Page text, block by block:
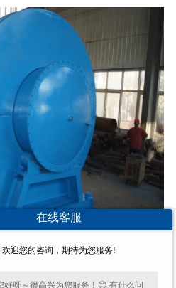
提炼的油质量有确保没有
在线客服
欢迎您的咨询，期待为您服务!
好呀～很高兴为您服务！😊 有什么问